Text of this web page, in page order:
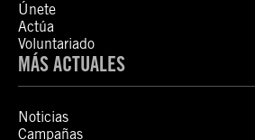
Únete
Actúa
Voluntariado
MÁS ACTUALES
Noticias
Campañas